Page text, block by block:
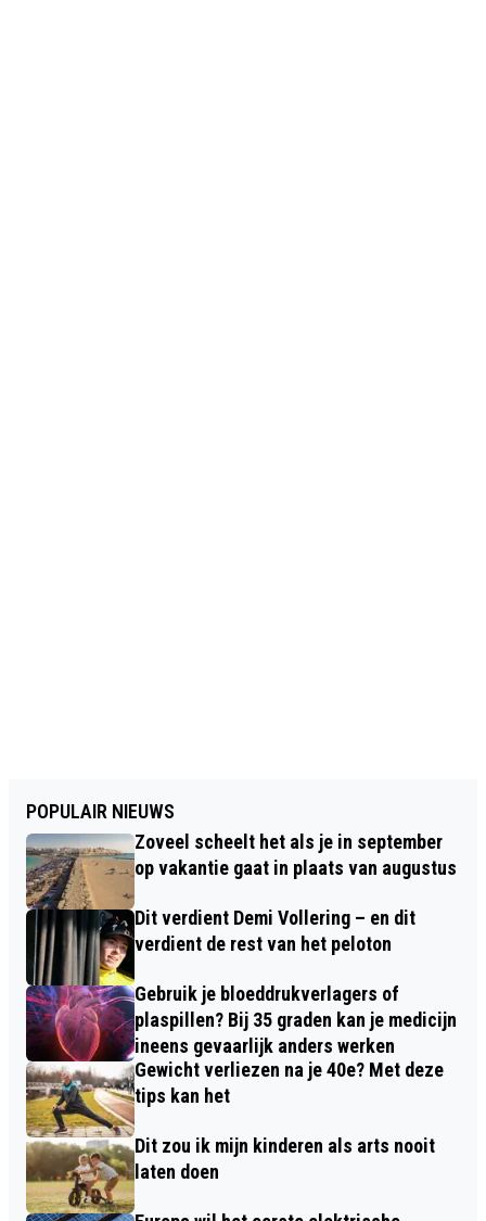
POPULAIR NIEUWS
Zoveel scheelt het als je in september
op vakantie gaat in plaats van augustus
Dit verdient Demi Vollering – en dit
verdient de rest van het peloton
Gebruik je bloeddrukverlagers of
plaspillen? Bij 35 graden kan je medicijn
ineens gevaarlijk anders werken
Gewicht verliezen na je 40e? Met deze
tips kan het
Dit zou ik mijn kinderen als arts nooit
laten doen